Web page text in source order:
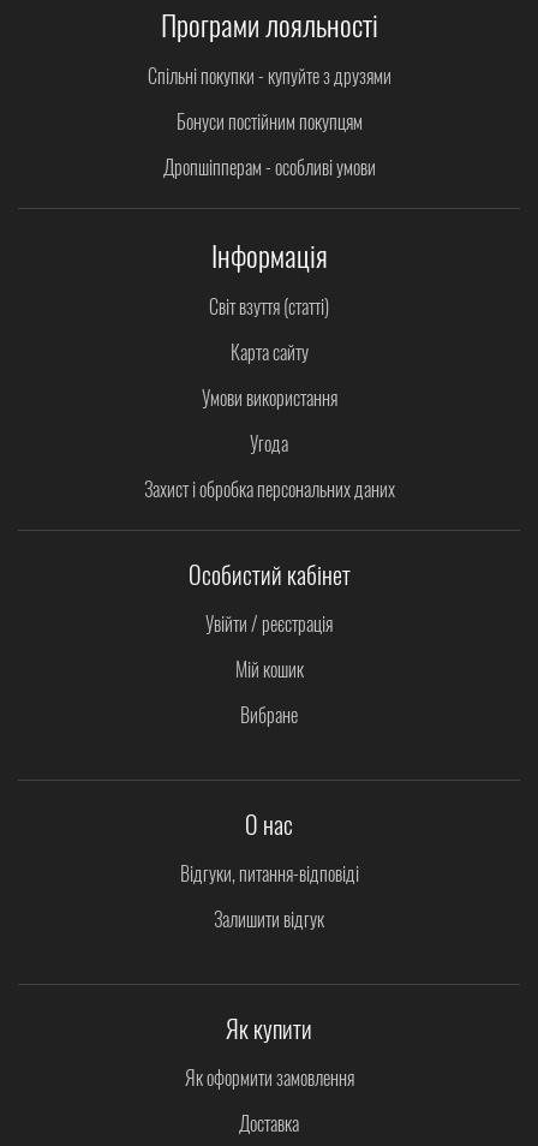
Програми лояльності
Спільні покупки - купуйте з друзями
Бонуси постійним покупцям
Дропшіпперам - особливі умови
Інформація
Світ взуття (статті)
Карта сайту
Умови використання
Угода
Захист і обробка персональних даних
Особистий кабінет
Увійти / реєстрація
Мій кошик
Вибране
О нас
Відгуки, питання-відповіді
Залишити відгук
Як купити
Як оформити замовлення
Доставка